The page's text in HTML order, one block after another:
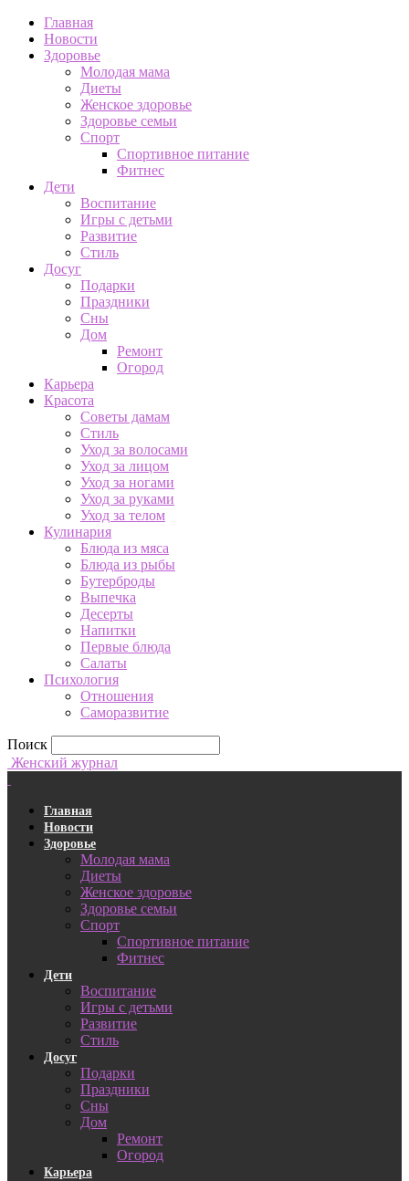
Главная
Новости
Здоровье
Молодая мама
Диеты
Женское здоровье
Здоровье семьи
Спорт
Спортивное питание
Фитнес
Дети
Воспитание
Игры с детьми
Развитие
Стиль
Досуг
Подарки
Праздники
Сны
Дом
Ремонт
Огород
Карьера
Красота
Советы дамам
Стиль
Уход за волосами
Уход за лицом
Уход за ногами
Уход за руками
Уход за телом
Кулинария
Блюда из мяса
Блюда из рыбы
Бутерброды
Выпечка
Десерты
Напитки
Первые блюда
Салаты
Психология
Отношения
Саморазвитие
Поиск
Женский журнал
Главная
Новости
Здоровье
Молодая мама
Диеты
Женское здоровье
Здоровье семьи
Спорт
Спортивное питание
Фитнес
Дети
Воспитание
Игры с детьми
Развитие
Стиль
Досуг
Подарки
Праздники
Сны
Дом
Ремонт
Огород
Карьера